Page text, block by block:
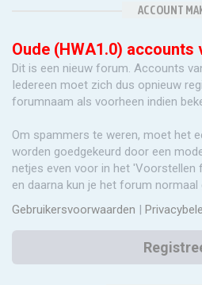
ACCOUNT
Oude (HWA1.0) accounts
Dit is een nieuw forum. Accounts
Iedereen moet zich dus opnieuw
forumnaam als voorheen indien
Om spammers te weren, moet het
worden goedgekeurd door een
netjes even voor in het 'Voorstellen
en daarna kun je het forum normaal
Gebruikersvoorwaarden |